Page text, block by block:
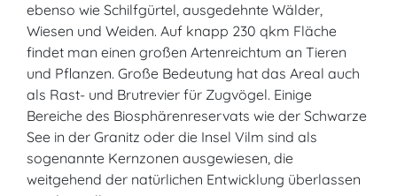
ebenso wie Schilfgürtel, ausgedehnte Wälder,
Wiesen und Weiden. Auf knapp 230 qkm Fläche
findet man einen großen Artenreichtum an Tieren
und Pflanzen. Große Bedeutung hat das Areal auch
als Rast- und Brutrevier für Zugvögel. Einige
Bereiche des Biosphärenreservats wie der Schwarze
See in der Granitz oder die Insel Vilm sind als
sogenannte Kernzonen ausgewiesen, die
weitgehend der natürlichen Entwicklung überlassen